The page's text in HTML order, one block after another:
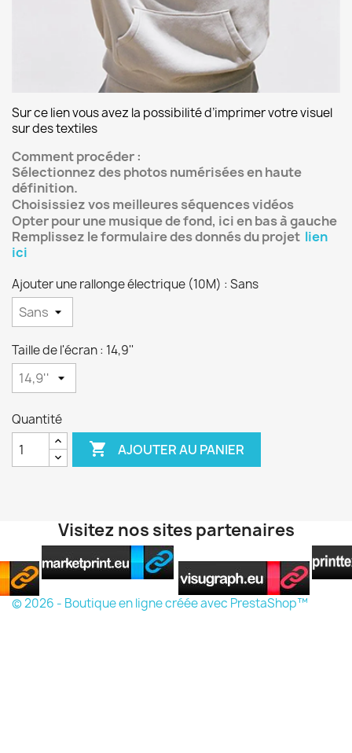
Sur ce lien vous avez la possibilité d’imprimer votre visuel
sur des textiles
Comment procéder :
Sélectionnez des photos numérisées en haute
définition.
Choisissiezvos meilleures séquences vidéos
Opter pour une musique de fond, ici en bas à gauche
Remplissez le formulaire des donnés du projet lien
ici
Ajouter une rallonge électrique (10M) : Sans
Taille de l'écran : 14,9''
Quantité
 AJOUTER AU PANIER
Visitez nos sites partenaires
© 2026 - Boutique en ligne créée avec PrestaShop™